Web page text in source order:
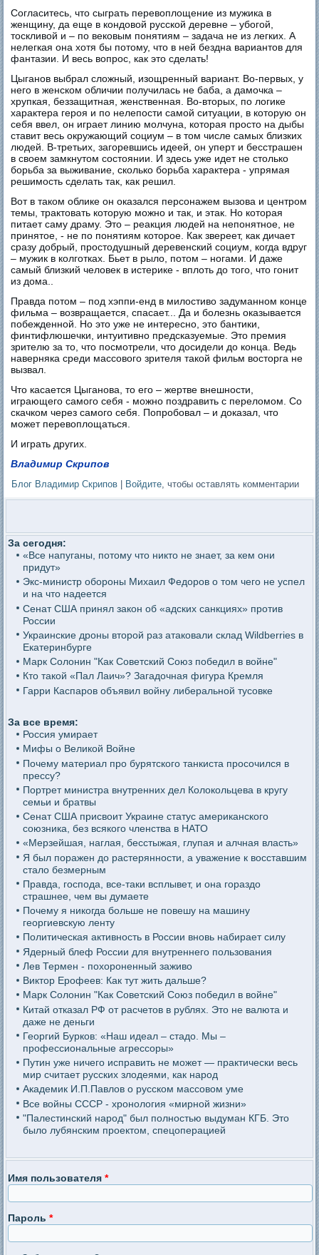
Согласитесь, что сыграть перевоплощение из мужика в
женщину, да еще в кондовой русской деревне – убогой,
тоскливой и – по вековым понятиям – задача не из легких. А
нелегкая она хотя бы потому, что в ней бездна вариантов для
фантазии. И весь вопрос, как это сделать!
Цыганов выбрал сложный, изощренный вариант. Во-первых, у
него в женском обличии получилась не баба, а дамочка –
хрупкая, беззащитная, женственная. Во-вторых, по логике
характера героя и по нелепости самой ситуации, в которую он
себя ввел, он играет линию молчуна, которая просто на дыбы
ставит весь окружающий социум – в том числе самых близких
людей. В-третьих, загоревшись идеей, он уперт и бесстрашен
в своем замкнутом состоянии. И здесь уже идет не столько
борьба за выживание, сколько борьба характера - упрямая
решимость сделать так, как решил.
Вот в таком облике он оказался персонажем вызова и центром
темы, трактовать которую можно и так, и этак. Но которая
питает саму драму. Это – реакция людей на непонятное, не
принятое, - не по понятиям которое. Как звереет, как дичает
сразу добрый, простодушный деревенский социум, когда вдруг
– мужик в колготках. Бьет в рыло, потом – ногами. И даже
самый близкий человек в истерике - вплоть до того, что гонит
из дома..
Правда потом – под хэппи-енд в милостиво задуманном конце
фильма – возвращается, спасает... Да и болезнь оказывается
побежденной. Но это уже не интересно, это бантики,
финтифлюшечки, интуитивно предсказуемые. Это премия
зрителю за то, что посмотрели, что досидели до конца. Ведь
наверняка среди массового зрителя такой фильм восторга не
вызвал.
Что касается Цыганова, то его – жертве внешности,
играющего самого себя - можно поздравить с переломом. Со
скачком через самого себя. Попробовал – и доказал, что
может перевоплощаться.
И играть других.
Владимир Скрипов
Блог Владимир Скрипов Войдите, чтобы оставлять комментарии
За сегодня:
«Все напуганы, потому что никто не знает, за кем они
придут»
Экс-министр обороны Михаил Федоров о том чего не успел
и на что надеется
Сенат США принял закон об «адских санкциях» против
России
Украинские дроны второй раз атаковали склад Wildberries в
Екатеринбурге
Марк Солонин "Как Советский Союз победил в войне"
Кто такой «Пал Лаич»? Загадочная фигура Кремля
Гарри Каспаров объявил войну либеральной тусовке
За все время:
Россия умирает
Мифы о Великой Войне
Почему материал про бурятского танкиста просочился в
прессу?
Портрет министра внутренних дел Колокольцева в кругу
семьи и братвы
Сенат США присвоит Украине статус американского
союзника, без всякого членства в НАТО
«Мерзейшая, наглая, бесстыжая, глупая и алчная власть»
Я был поражен до растерянности, а уважение к восставшим
стало безмерным
Правда, господа, все-таки всплывет, и она гораздо
страшнее, чем вы думаете
Почему я никогда больше не повешу на машину
георгиевскую ленту
Политическая активность в России вновь набирает силу
Ядерный блеф России для внутреннего пользования
Лев Термен - похороненный заживо
Виктор Ерофеев: Как тут жить дальше?
Марк Солонин "Как Советский Союз победил в войне"
Китай отказал РФ от расчетов в рублях. Это не валюта и
даже не деньги
Георгий Бурков: «Наш идеал – стадо. Мы –
профессиональные агрессоры»
Путин уже ничего исправить не может — практически весь
мир считает русских злодеями, как народ
Академик И.П.Павлов о русском массовом уме
Все войны СССР - хронология «мирной жизни»
"Палестинский народ" был полностью выдуман КГБ. Это
было лубянским проектом, спецоперацией
Имя пользователя*
Пароль*